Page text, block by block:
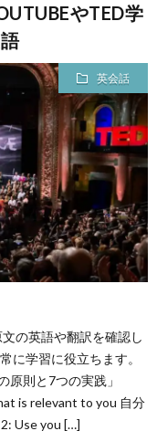
やTED学
英会話
の英語や翻訳を確認し
に学習に役立ちます。
原則と7つの実践」
is relevant to you 自分
Use you […]